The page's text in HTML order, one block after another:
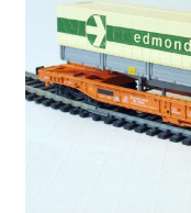
Echelle N
Glossaire
Évènements à venir